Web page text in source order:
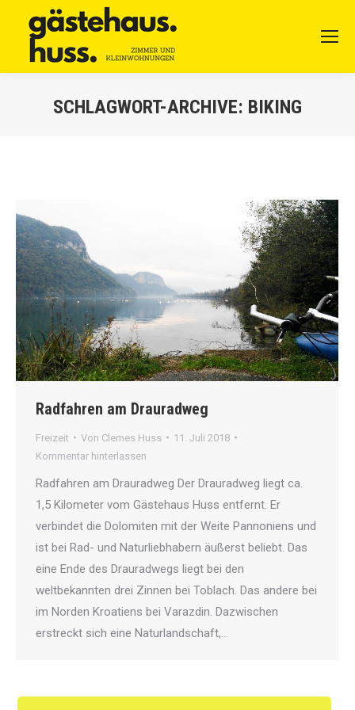
SCHLAGWORT-ARCHIVE: BIKING
Radfahren am Drauradweg
Freizeit Von Clemes Huss
11. Juli 2018
Kommentar hinterlassen
Radfahren am Drauradweg Der Drauradweg liegt ca.
1,5 Kilometer vom Gästehaus Huss entfernt. Er
verbindet die Dolomiten mit der Weite Pannoniens und
ist bei Rad- und Naturliebhabern äußerst beliebt. Das
eine Ende des Drauradwegs liegt bei den
weltbekannten drei Zinnen bei Toblach. Das andere bei
im Norden Kroatiens bei Varazdin. Dazwischen
erstreckt sich eine Naturlandschaft,…